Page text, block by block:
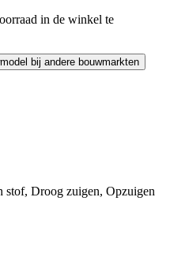
in de winkel te
bij andere bouwmarkten
stof, Droog zuigen, Opzuigen